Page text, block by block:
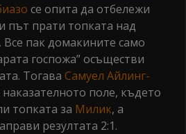
се опита да отбележи
път прати топката над
Все пак домакините само
госпожа” осъществи
Тогава Самуел Айлинг-
поле, където
топката за Милик, а
резултата 2:1.